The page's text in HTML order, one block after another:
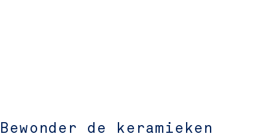
Bewonder de keramieken